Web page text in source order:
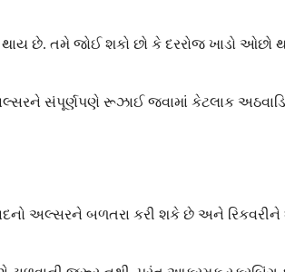
છે. તમે જોઈ શકો છો કે દરરોજ ખાડો ઓછો
સંપૂર્ણપણે રૂઝાઈ જવામાં કેટલાક
અલ્સરને બળતરા કરી શકે છે અને રિકવરીને